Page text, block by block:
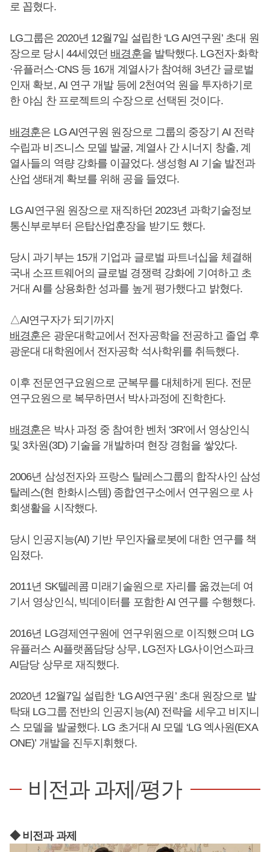
로 꼽혔다.
LG그룹은 2020년 12월7일 설립한 ‘LG AI연구원’ 초대 원
장으로 당시 44세였던 배경훈을 발탁했다. LG전자·화학
·유플러스·CNS 등 16개 계열사가 참여해 3년간 글로벌
인재 확보, AI 연구 개발 등에 2천여억 원을 투자하기로
한 야심 찬 프로젝트의 수장으로 선택된 것이다.
배경훈은 LG AI연구원 원장으로 그룹의 중장기 AI 전략
수립과 비즈니스 모델 발굴, 계열사 간 시너지 창출, 계
열사들의 역량 강화를 이끌었다. 생성형 AI 기술 발전과
산업 생태계 확보를 위해 공을 들였다.
LG AI연구원 원장으로 재직하던 2023년 과학기술정보
통신부로부터 은탑산업훈장을 받기도 했다.
당시 과기부는 15개 기업과 글로벌 파트너십을 체결해
국내 소프트웨어의 글로벌 경쟁력 강화에 기여하고 초
거대 AI를 상용화한 성과를 높게 평가했다고 밝혔다.
△AI연구자가 되기까지
배경훈은 광운대학교에서 전자공학을 전공하고 졸업 후
광운대 대학원에서 전자공학 석사학위를 취득했다.
이후 전문연구요원으로 군복무를 대체하게 된다. 전문
연구요원으로 복무하면서 박사과정에 진학한다.
배경훈은 박사 과정 중 참여한 벤처 ‘3R’에서 영상인식
및 3차원(3D) 기술을 개발하며 현장 경험을 쌓았다.
2006년 삼성전자와 프랑스 탈레스그룹의 합작사인 삼성
탈레스(현 한화시스템) 종합연구소에서 연구원으로 사
회생활을 시작했다.
당시 인공지능(AI) 기반 무인자율로봇에 대한 연구를 책
임졌다.
2011년 SK텔레콤 미래기술원으로 자리를 옮겼는데 여
기서 영상인식, 빅데이터를 포함한 AI 연구를 수행했다.
2016년 LG경제연구원에 연구위원으로 이직했으며 LG
유플러스 AI플랫폼담당 상무, LG전자 LG사이언스파크
AI담당 상무로 재직했다.
2020년 12월7일 설립한 ‘LG AI연구원’ 초대 원장으로 발
탁돼 LG그룹 전반의 인공지능(AI) 전략을 세우고 비지니
스 모델을 발굴했다. LG 초거대 AI 모델 ‘LG 엑사원(EXA
ONE)’ 개발을 진두지휘했다.
비전과 과제/평가
◆ 비전과 과제